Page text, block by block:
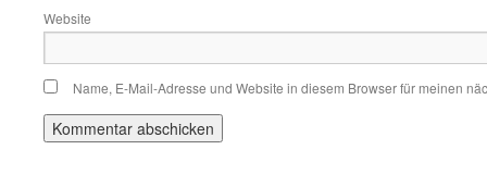
Website
Name, E-Mail-Adresse und Website in diesem Browser für meinen